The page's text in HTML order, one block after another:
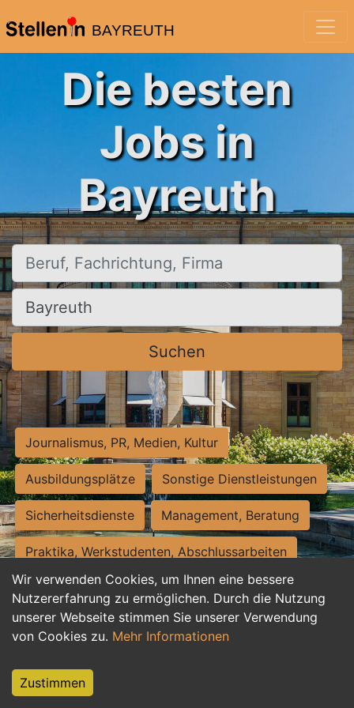
BAYREUTH
Wir verwenden Cookies, um Ihnen eine bessere
Nutzererfahrung zu ermöglichen. Durch die Nutzung
unserer Webseite stimmen Sie unserer Verwendung
von Cookies zu. Mehr Informationen
Zustimmen
Die besten
Jobs in
Bayreuth
Beruf, Fachrichtung, Firma
Ort, Stadt
Suchen
Journalismus, PR, Medien, Kultur
Ausbildungsplätze Sonstige Dienstleistungen
Sicherheitsdienste Management, Beratung
Praktika, Werkstudenten, Abschlussarbeiten
Personalwesen Assistenz, Sekretariat
Hilfskräfte, Aushilfs- und Nebenjobs
Weiterbildung, Studium, duale Ausbildung